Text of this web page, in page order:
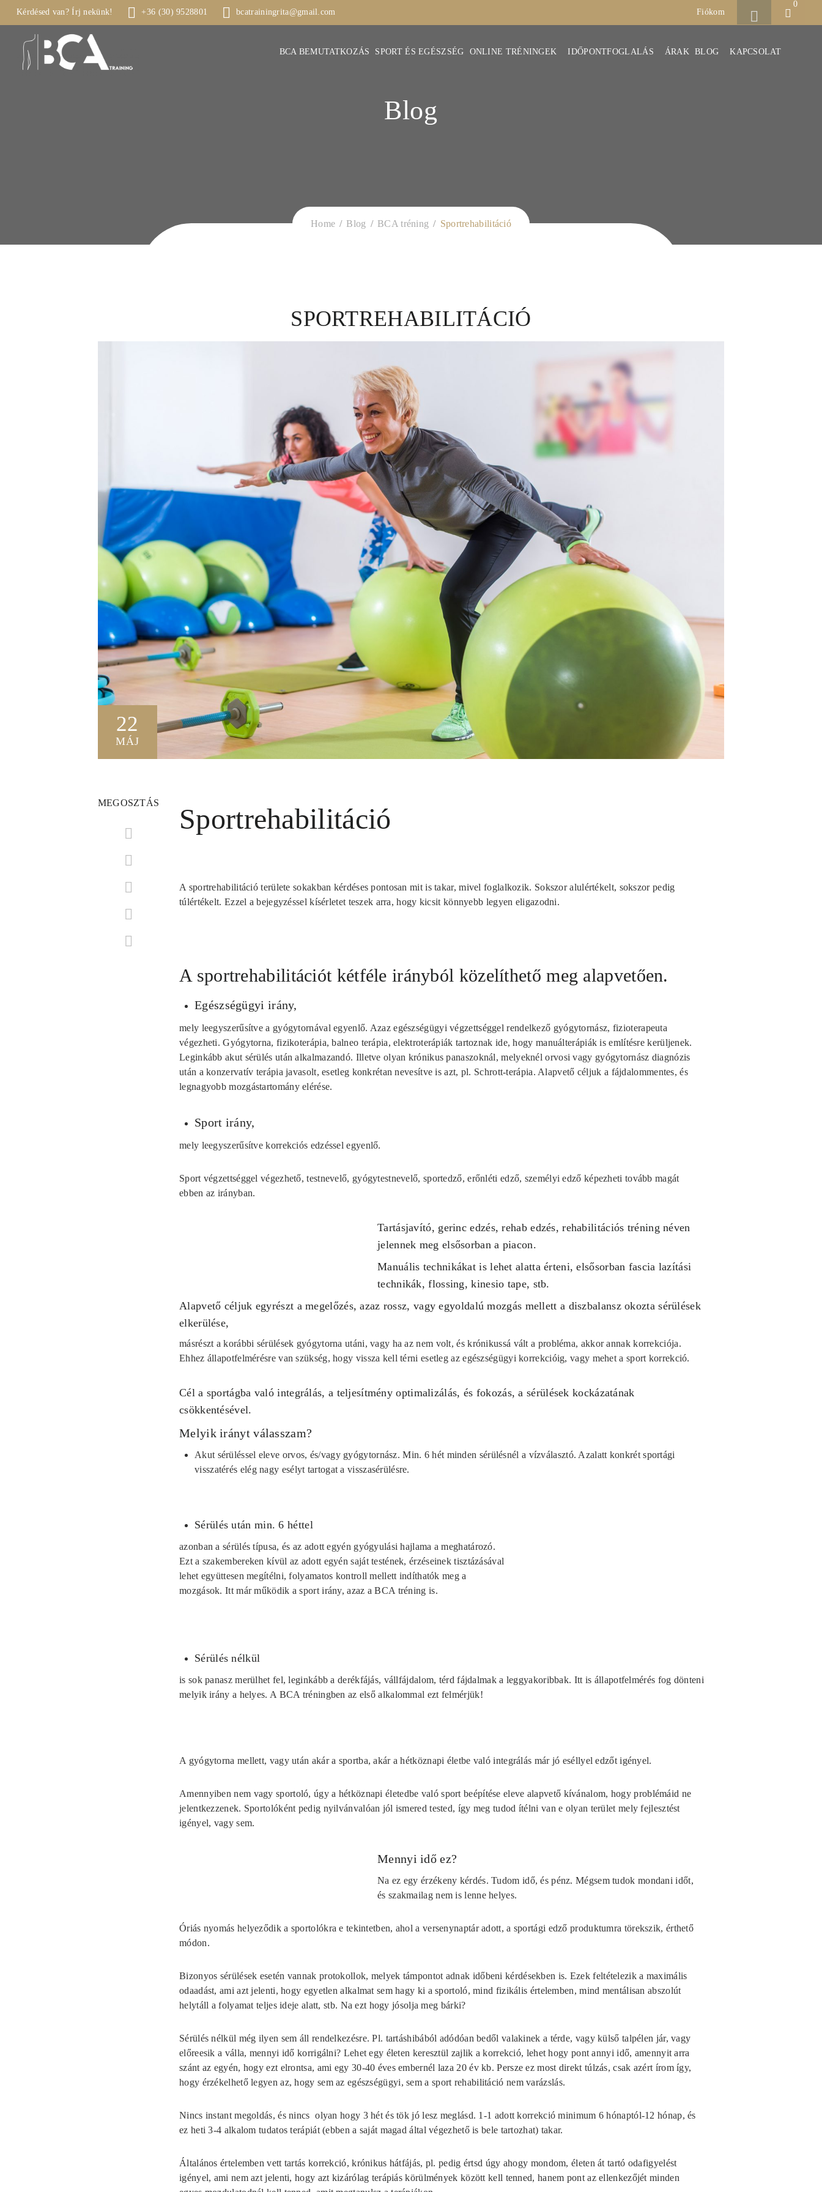
Kérdésed van? Írj nekünk! +36 (30) 9528801 bcatrainingrita@gmail.com Fiókom
0
BCA BEMUTATKOZÁS SPORT ÉS EGÉSZSÉG ONLINE TRÉNINGEK IDŐPONTFOGLALÁS ÁRAK BLOG KAPCSOLAT
Blog
Home Blog BCA tréning Sportrehabilitáció
SPORTREHABILITÁCIÓ
22
MÁJ
MEGOSZTÁS Sportrehabilitáció
A sportrehabilitáció területe sokakban kérdéses pontosan mit is takar, mivel foglalkozik. Sokszor alulértékelt, sokszor pedig
túlértékelt. Ezzel a bejegyzéssel kísérletet teszek arra, hogy kicsit könnyebb legyen eligazodni.
A sportrehabilitációt kétféle irányból közelíthető meg alapvetően.
Egészségügyi irány,
mely leegyszerűsítve a gyógytornával egyenlő. Azaz egészségügyi végzettséggel rendelkező gyógytornász, fizioterapeuta
végezheti. Gyógytorna, fizikoterápia, balneo terápia, elektroterápiák tartoznak ide, hogy manuálterápiák is említésre kerüljenek.
Leginkább akut sérülés után alkalmazandó. Illetve olyan krónikus panaszoknál, melyeknél orvosi vagy gyógytornász diagnózis
után a konzervatív terápia javasolt, esetleg konkrétan nevesítve is azt, pl. Schrott-terápia. Alapvető céljuk a fájdalommentes, és
legnagyobb mozgástartomány elérése.
Sport irány,
mely leegyszerűsítve korrekciós edzéssel egyenlő.
Sport végzettséggel végezhető, testnevelő, gyógytestnevelő, sportedző, erőnléti edző, személyi edző képezheti tovább magát
ebben az irányban.
Tartásjavító, gerinc edzés, rehab edzés, rehabilitációs tréning néven
jelennek meg elsősorban a piacon.
Manuális technikákat is lehet alatta érteni, elsősorban fascia lazítási
technikák, flossing, kinesio tape, stb.
Alapvető céljuk egyrészt a megelőzés, azaz rossz, vagy egyoldalú mozgás mellett a diszbalansz okozta sérülések
elkerülése,
másrészt a korábbi sérülések gyógytorna utáni, vagy ha az nem volt, és krónikussá vált a probléma, akkor annak korrekciója.
Ehhez állapotfelmérésre van szükség, hogy vissza kell térni esetleg az egészségügyi korrekcióig, vagy mehet a sport korrekció.
Cél a sportágba való integrálás, a teljesítmény optimalizálás, és fokozás, a sérülések kockázatának
csökkentésével.
Melyik irányt válasszam?
Akut sérüléssel eleve orvos, és/vagy gyógytornász. Min. 6 hét minden sérülésnél a vízválasztó. Azalatt konkrét sportági
visszatérés elég nagy esélyt tartogat a visszasérülésre.
Sérülés után min. 6 héttel
azonban a sérülés típusa, és az adott egyén gyógyulási hajlama a meghatározó.
Ezt a szakembereken kívül az adott egyén saját testének, érzéseinek tisztázásával
lehet együttesen megítélni, folyamatos kontroll mellett indíthatók meg a
mozgások. Itt már működik a sport irány, azaz a BCA tréning is.
Sérülés nélkül
is sok panasz merülhet fel, leginkább a derékfájás, vállfájdalom, térd fájdalmak a leggyakoribbak. Itt is állapotfelmérés fog dönteni
melyik irány a helyes. A BCA tréningben az első alkalommal ezt felmérjük!
A gyógytorna mellett, vagy után akár a sportba, akár a hétköznapi életbe való integrálás már jó eséllyel edzőt igényel.
Amennyiben nem vagy sportoló, úgy a hétköznapi életedbe való sport beépítése eleve alapvető kívánalom, hogy problémáid ne
jelentkezzenek. Sportolóként pedig nyilvánvalóan jól ismered tested, így meg tudod ítélni van e olyan terület mely fejlesztést
igényel, vagy sem.
Mennyi idő ez?
Na ez egy érzékeny kérdés. Tudom idő, és pénz. Mégsem tudok mondani időt,
és szakmailag nem is lenne helyes.
Óriás nyomás helyeződik a sportolókra e tekintetben, ahol a versenynaptár adott, a sportági edző produktumra törekszik, érthető
módon.
Bizonyos sérülések esetén vannak protokollok, melyek támpontot adnak időbeni kérdésekben is. Ezek feltételezik a maximális
odaadást, ami azt jelenti, hogy egyetlen alkalmat sem hagy ki a sportoló, mind fizikális értelemben, mind mentálisan abszolút
helytáll a folyamat teljes ideje alatt, stb. Na ezt hogy jósolja meg bárki?
Sérülés nélkül még ilyen sem áll rendelkezésre. Pl. tartáshibából adódóan bedől valakinek a térde, vagy külső talpélen jár, vagy
előreesik a válla, mennyi idő korrigálni? Lehet egy életen keresztül zajlik a korrekció, lehet hogy pont annyi idő, amennyit arra
szánt az egyén, hogy ezt elrontsa, ami egy 30-40 éves embernél laza 20 év kb. Persze ez most direkt túlzás, csak azért írom így,
hogy érzékelhető legyen az, hogy sem az egészségügyi, sem a sport rehabilitáció nem varázslás.
Nincs instant megoldás, és nincs olyan hogy 3 hét és tök jó lesz meglásd. 1-1 adott korrekció minimum 6 hónaptól-12 hónap, és
ez heti 3-4 alkalom tudatos terápiát (ebben a saját magad által végezhető is bele tartozhat) takar.
Általános értelemben vett tartás korrekció, krónikus hátfájás, pl. pedig értsd úgy ahogy mondom, életen át tartó odafigyelést
igényel, ami nem azt jelenti, hogy azt kizárólag terápiás körülmények között kell tenned, hanem pont az ellenkezőjét minden